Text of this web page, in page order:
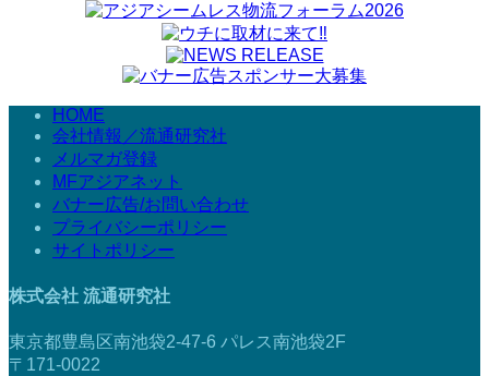
HOME
会社情報／流通研究社
メルマガ登録
MFアジアネット
バナー広告/お問い合わせ
プライバシーポリシー
サイトポリシー
株式会社 流通研究社
東京都豊島区南池袋2-47-6 パレス南池袋2F
〒171-0022